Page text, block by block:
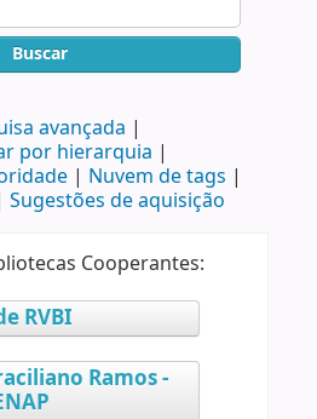
Buscar
avançada
por hierarquia
Nuvem de tags
Sugestões de aquisição
Cooperantes:
RVBI
Ramos -